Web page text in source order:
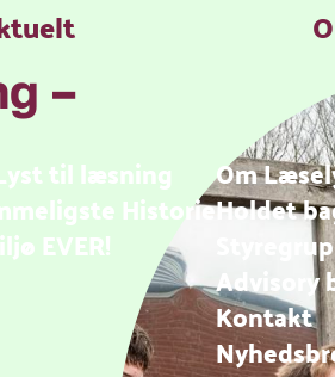
til læsning
Historie
EVER!
Om
Holdet
Advisory
Kontakt
–